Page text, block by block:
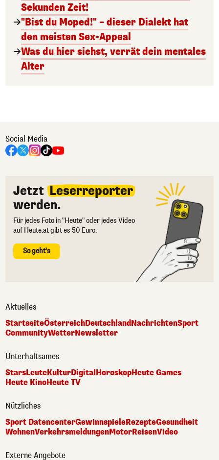
Sekunden Zeit!
"Bist du Moped!" – dieser Dialekt hat
den meisten Sex-Appeal
Was du hier siehst, verrät dein mentales
Alter
Social Media
Jetzt Leserreporter
werden.
Für jedes Foto in "Heute" oder jedes Video
auf Heute.at gibt es 50 Euro.
So geht's
Aktuelles
StartseiteÖsterreichDeutschlandNachrichtenSport
CommunityWetterNewsletter
Unterhaltsames
StarsLeuteKulturDigital HoroskopHeute Games
Heute KinoHeute TV
Nützliches
Sport DatencenterGewinnspieleRezepteGesundheit
WohnenVerkehrsmeldungenMotorReisenVideo
Externe Angebote